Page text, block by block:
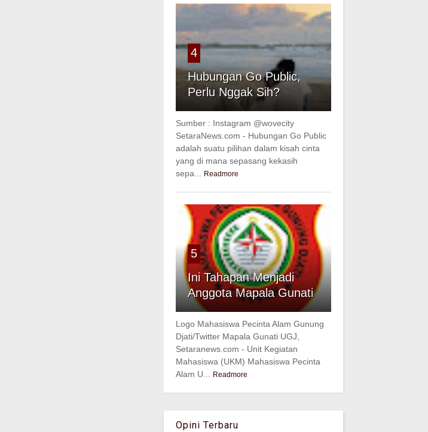
4
Hubungan Go Public,
Perlu Nggak Sih?
Sumber : Instagram @wovecity
SetaraNews.com - Hubungan Go Public
adalah suatu pilihan dalam kisah cinta
yang di mana sepasang kekasih
sepa...
Readmore
5
Ini Tahapan Menjadi
Anggota Mapala Gunati
Logo Mahasiswa Pecinta Alam Gunung
Djati/Twitter Mapala Gunati UGJ,
Setaranews.com - Unit Kegiatan
Mahasiswa (UKM) Mahasiswa Pecinta
Alam U...
Readmore
Opini Terbaru